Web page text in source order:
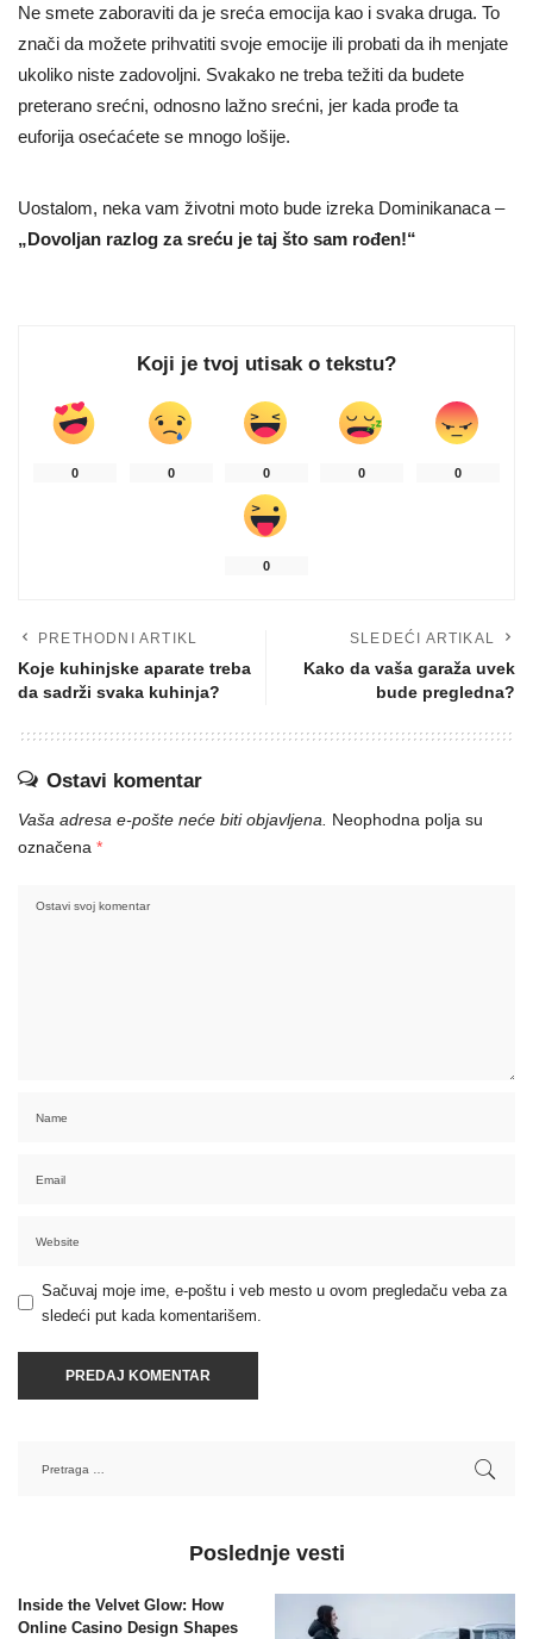
Ne smete zaboraviti da je sreća emocija kao i svaka druga. To
znači da možete prihvatiti svoje emocije ili probati da ih menjate
ukoliko niste zadovoljni. Svakako ne treba težiti da budete
preterano srećni, odnosno lažno srećni, jer kada prođe ta
euforija osećaćete se mnogo lošije.
Uostalom, neka vam životni moto bude izreka Dominikanaca –
„Dovoljan razlog za sreću je taj što sam rođen!“
Koji je tvoj utisak o tekstu?
0 0 0 0 0
0
PRETHODNI ARTIKL
Koje kuhinjske aparate treba
da sadrži svaka kuhinja?
SLEDEĆI ARTIKAL
Kako da vaša garaža uvek
bude pregledna?
Ostavi komentar
Vaša adresa e-pošte neće biti objavljena.
Neophodna polja su
označena *
Sačuvaj moje ime, e-poštu i veb mesto u ovom pregledaču veba za
sledeći put kada komentarišem.
Poslednje vesti
Inside the Velvet Glow: How
Online Casino Design Shapes